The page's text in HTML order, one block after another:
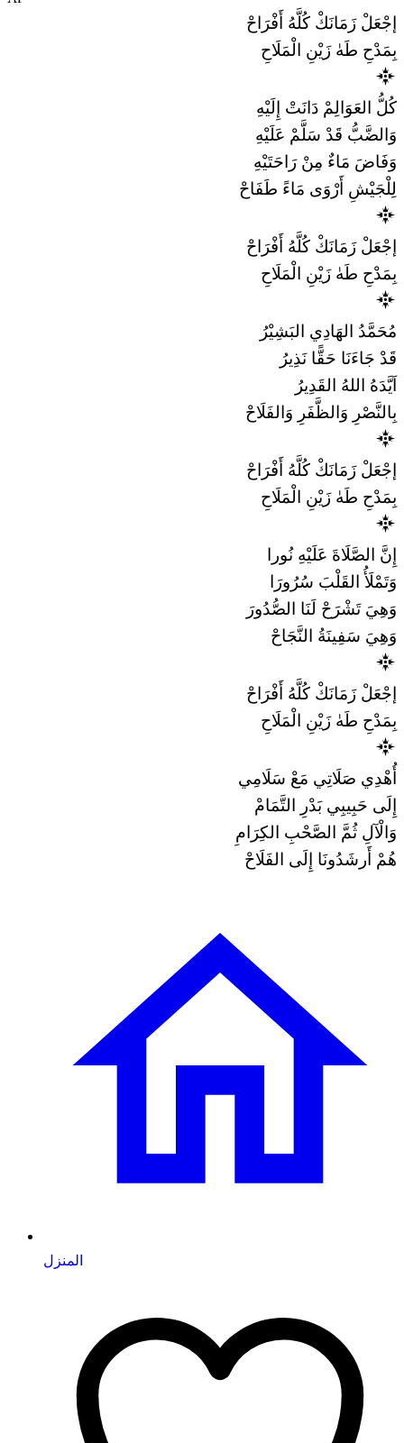
إجْعَلْ زَمَانَكْ كُلَّهُ أَفْرَاحْ
بِمَدْحِ طَهٰ زَيْنِ الْمَلَاحِ
كُلُّ العَوَالِمْ دَانَتْ إِلَيْهِ
وَالضَّبُّ قَدْ سَلَّمْ عَلَيْهِ
وَفَاضَ مَاءٌ مِنْ رَاحَتَيْهِ
لِلْجَيْشِ أَرْوَى مَاءً طَفَاحْ
إجْعَلْ زَمَانَكْ كُلَّهُ أَفْرَاحْ
بِمَدْحِ طَهٰ زَيْنِ الْمَلَاحِ
مُحَمَّدُ الهَادِي البَشِيْرُ
قَدْ جَاءَنَا حَقًّا نَذِيرُ
اَيَّدَهُ اللهُ القَدِيرُ
بِالنَّصْرِ وَالظَّفَرِ وَالفَلَاحْ
إجْعَلْ زَمَانَكْ كُلَّهُ أَفْرَاحْ
بِمَدْحِ طَهٰ زَيْنِ الْمَلَاحِ
إِنَّ الصَّلَاةَ عَلَيْهِ نُورا
وَتَمْلَأُ القَلْبَ سُرُورَا
وَهِيَ تَشْرَحْ لَنَا الصُّدُورَ
وَهِيَ سَفِينَةُ النَّجَاحْ
إجْعَلْ زَمَانَكْ كُلَّهُ أَفْرَاحْ
بِمَدْحِ طَهٰ زَيْنِ الْمَلَاحِ
أُهْدِي صَلَاتِي مَعْ سَلَامِي
إِلَى حَبِيبِي بَدْرِ التَّمَامْ
وَالْآلِ ثُمَّ الصَّحْبِ الكِرَامِ
هُمْ أَرشَدُونَا إِلَى الفَلَاحْ
المنزل